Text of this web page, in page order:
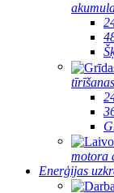
motora
Enerģijas